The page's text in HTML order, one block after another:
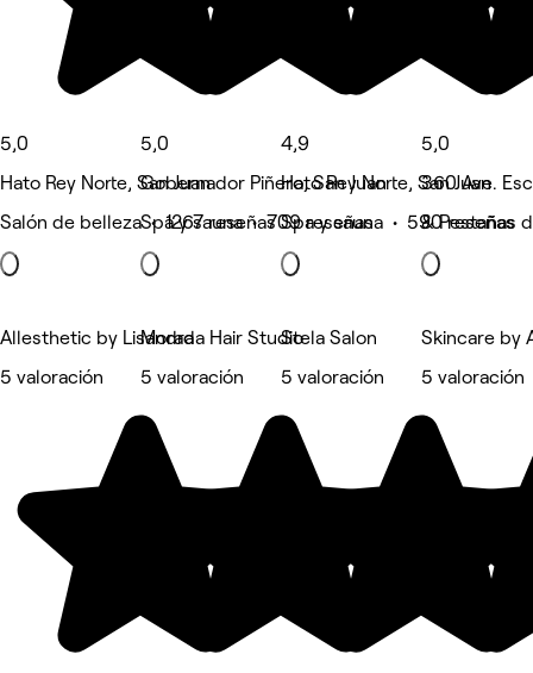
5,0
Hato Rey Norte, San Juan
Salón de belleza • 1267 reseñas
5,0
Gobernador Piñero, San Juan
Spa y sauna • 709 reseñas
4,9
Hato Rey Norte, San Juan
Spa y sauna • 590 reseñas
5,0
360 Ave.
& Pestañas
Allesthetic by Lisandra
5 valoración
Morada Hair Studio
5 valoración
Stela Salon
5 valoración
Skincare by
5 valoración